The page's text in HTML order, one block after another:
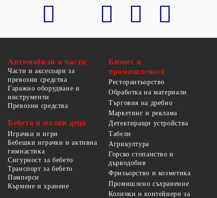
Автомобили и части
Части и аксесоари за
превозни средства
Гаражно оборудване и
инструменти
Превозни средства
Бебета и малки деца
Играчки и игри
Бебешки играчки и активна
гимнастика
Сигурност за бебето
Транспорт за бебето
Памперси
Кърмене и хранене
Бизнес и
промишленост
Ресторантьорство
Обработка на материали
Търговия на дребно
Маркетинг и реклама
Детектиращи устройства
Табели
Агрикултура
Горско стопанство и
дърводобив
Фризьорство и козметика
Промишлено съхранение
Колички и контейнери за